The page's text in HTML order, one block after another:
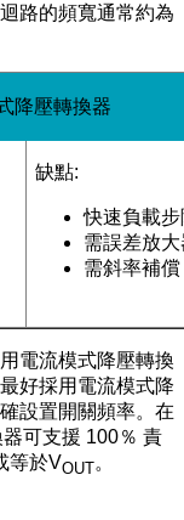
路的頻寬通常約為
降壓轉換器
缺點:
快速負載
需誤差放
需斜率補償
電流模式降壓轉換
好採用電流模式降
設置開關頻率。在
可支援 100％ 責
等於VOUT。